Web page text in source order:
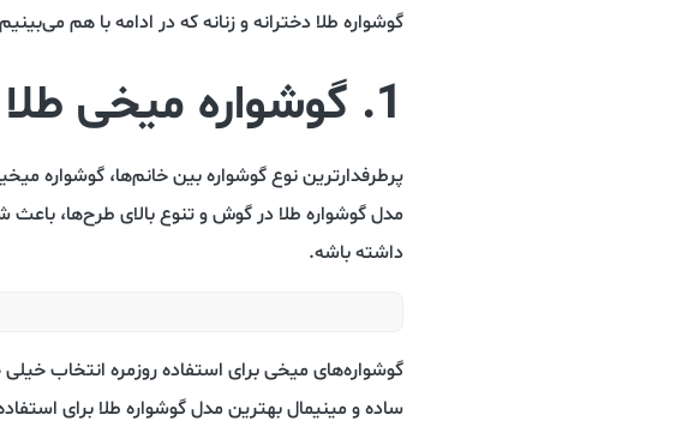
گوشواره طلا دخترانه و زنانه که در ادامه با هم
1. گوشواره میخی طلا
پرطرفدارترین نوع گوشواره بین خانم‌ها، گوشواره
مدل گوشواره طلا در گوش و تنوع بالای طرح‌ها،
داشته باشه.
گوشواره‌های میخی برای استفاده روزمره انتخاب
ساده و مینیمال بهترین مدل گوشواره طلا برای